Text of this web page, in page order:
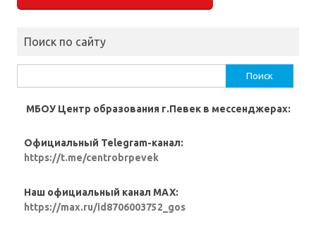
Поиск по сайту
МБОУ Центр образования г.Певек в мессенджерах:
Официальный Telegram-канал:
https://t.me/centrobrpevek
Наш официальный канал MAX:
https://max.ru/id8706003752_gos